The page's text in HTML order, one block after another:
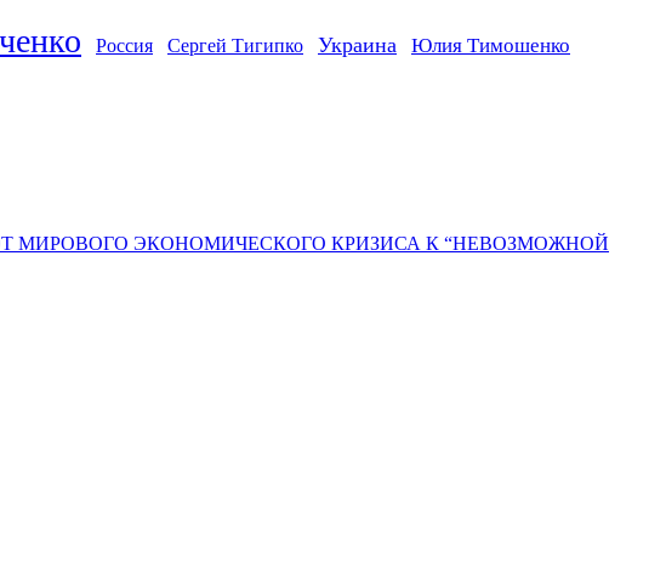
Россия Сергей Тигипко Украина Юлия Тимошенко
МИРОВОГО ЭКОНОМИЧЕСКОГО КРИЗИСА К “НЕВОЗМОЖНОЙ